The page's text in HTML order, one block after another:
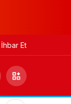
İhbar Et